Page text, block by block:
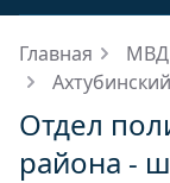
Главная МВД
Ахтубинский
Отдел
района -